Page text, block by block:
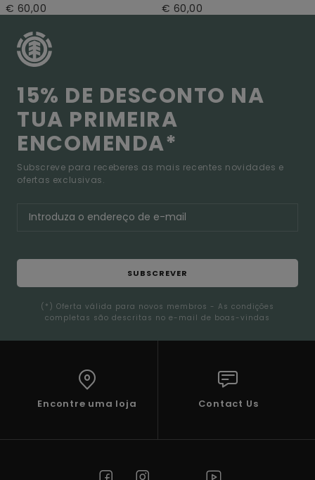
€ 60,00 € 60,00
15% DE DESCONTO NA
TUA PRIMEIRA
ENCOMENDA*
Subscreve para receberes as mais recentes novidades e
ofertas exclusivas.
SUBSCREVER
(*) Oferta válida para novos membros - As condições
completas são descritas no e-mail de boas-vindas
Encontre uma loja Contact Us